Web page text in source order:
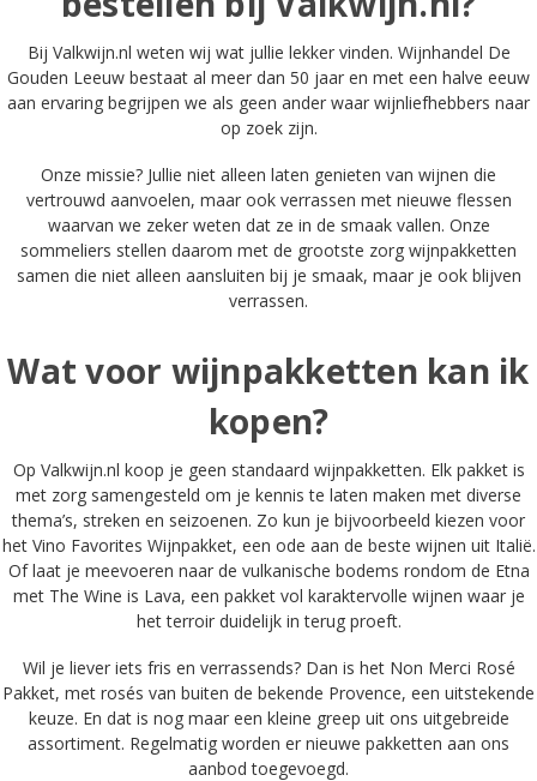
Bij Valkwijn.nl weten wij wat jullie lekker vinden. Wijnhandel De
Gouden Leeuw bestaat al meer dan 50 jaar en met een halve eeuw
aan ervaring begrijpen we als geen ander waar wijnliefhebbers naar
op zoek zijn.
Onze missie? Jullie niet alleen laten genieten van wijnen die
vertrouwd aanvoelen, maar ook verrassen met nieuwe flessen
waarvan we zeker weten dat ze in de smaak vallen. Onze
sommeliers stellen daarom met de grootste zorg wijnpakketten
samen die niet alleen aansluiten bij je smaak, maar je ook blijven
verrassen.
Wat voor wijnpakketten kan ik
kopen?
Op Valkwijn.nl koop je geen standaard wijnpakketten. Elk pakket is
met zorg samengesteld om je kennis te laten maken met diverse
thema’s, streken en seizoenen. Zo kun je bijvoorbeeld kiezen voor
het Vino Favorites Wijnpakket, een ode aan de beste wijnen uit Italië.
Of laat je meevoeren naar de vulkanische bodems rondom de Etna
met The Wine is Lava, een pakket vol karaktervolle wijnen waar je
het terroir duidelijk in terug proeft.
Wil je liever iets fris en verrassends? Dan is het Non Merci Rosé
Pakket, met rosés van buiten de bekende Provence, een uitstekende
keuze. En dat is nog maar een kleine greep uit ons uitgebreide
assortiment. Regelmatig worden er nieuwe pakketten aan ons
aanbod toegevoegd.